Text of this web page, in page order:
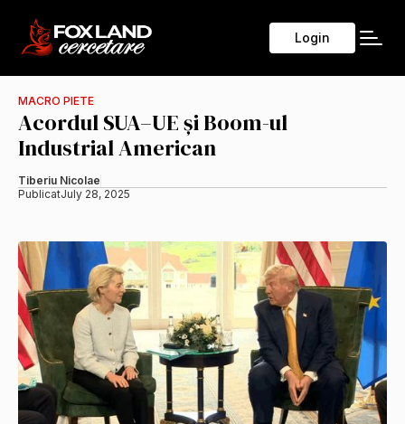
Login
MACRO PIETE
Acordul SUA–UE și Boom-ul
Industrial American
Tiberiu Nicolae
PublicatJuly 28, 2025